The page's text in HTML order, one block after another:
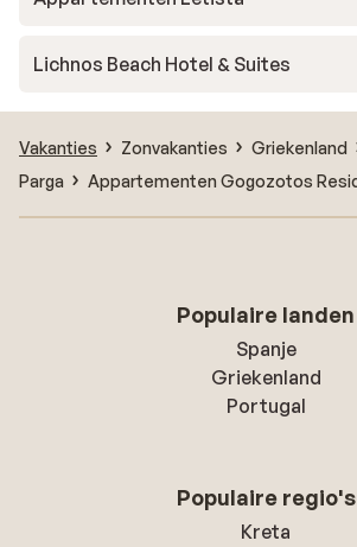
Lichnos Beach Hotel & Suites
Vakanties Zonvakanties Griekenland
Parga
Appartementen Gogozotos
Populaire landen
Spanje
Griekenland
Portugal
Populaire regio's
Kreta